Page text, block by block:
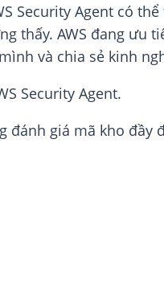
Security Agent có
thấy. AWS đang ưu
và chia sẻ kinh
Security Agent.
đánh giá mã kho đầy